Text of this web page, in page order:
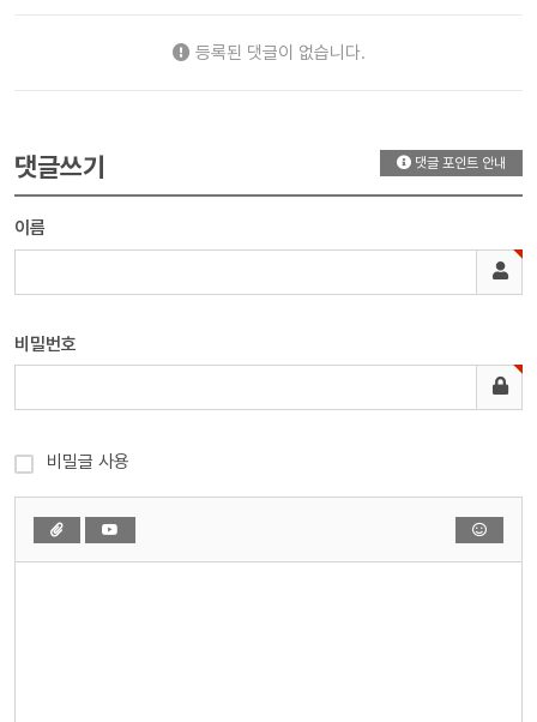
등록된 댓글이 없습니다.
댓글쓰기 댓글 포인트 안내
이름
비밀번호
비밀글 사용